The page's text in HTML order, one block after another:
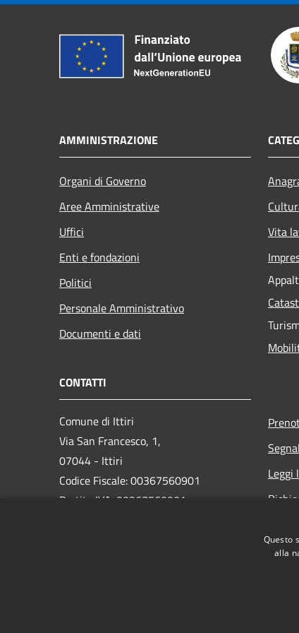
AMMINISTRAZIONE
Organi di Governo
Aree Amministrative
Uffici
Enti e fondazioni
Politici
Personale Amministrativo
Documenti e dati
Vita
CONTATTI
Comune di Ittiri
Via San Francesco, 1,
07044 - Ittiri
Codice Fiscale: 00367560901
Partita IVA: 00367560901
Leggi
Questo
alla